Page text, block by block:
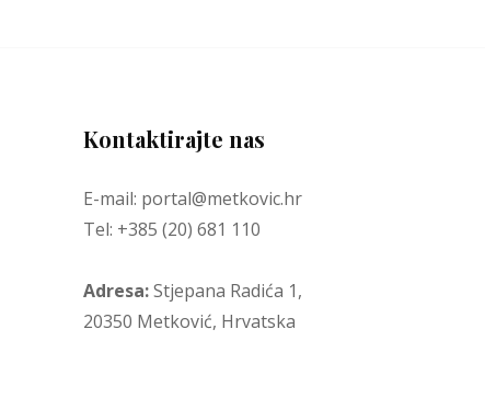
Kontaktirajte nas
E-mail: portal@metkovic.hr
Tel: +385 (20) 681 110
Adresa:Stjepana Radića 1,
20350 Metković, Hrvatska